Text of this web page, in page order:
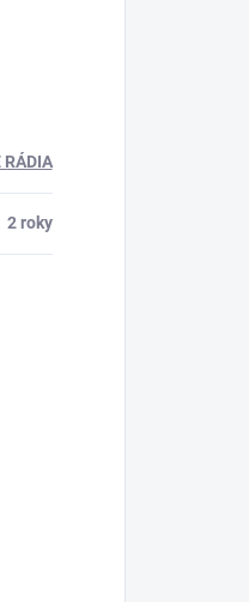
RÁDIA
2 roky